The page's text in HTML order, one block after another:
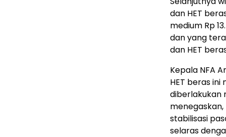
dan HET
medium Rp
dan yang
dan HET
Kepala NFA
HET beras
diberlakukan
stabilisasi
selaras